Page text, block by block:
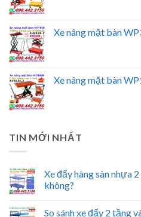
Xe nâng mặt bàn
Xe nâng mặt bàn
TIN MỚI NHẤT
Xe đẩy hàng sàn nhựa
không?
So sánh xe đẩy 2 tầng